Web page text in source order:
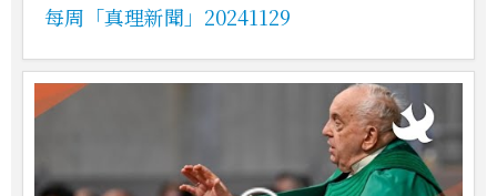
每周「真理新聞」20241129